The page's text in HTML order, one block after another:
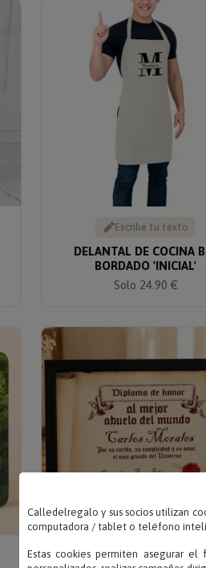
Escribe tu texto
DELANTAL DE COCINA
BORDADO 'INICIAL'
Solo 24.90 €
Escribe tu texto
Calledelregalo y sus socios utilizan
computadora / tablet o teléfono
Estas cookies permiten asegurar